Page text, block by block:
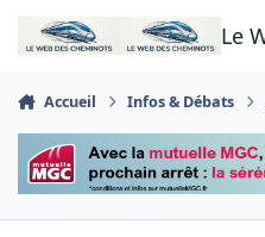
Aller au contenu
Le
Accueil Infos & Débats